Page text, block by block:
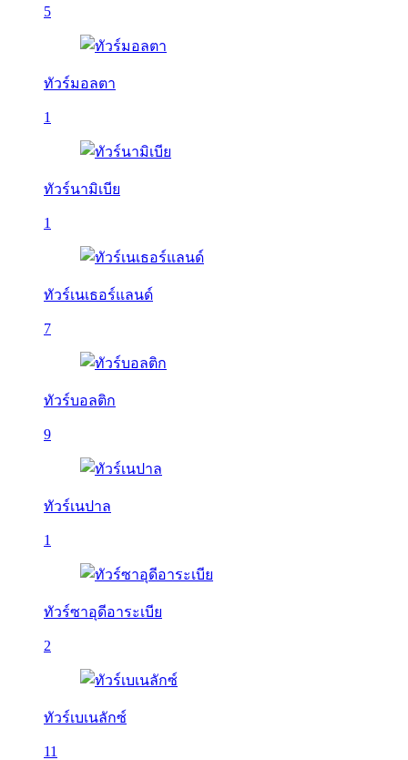
5
ทัวร์มอลตา
1
ทัวร์นามิเบีย
1
ทัวร์เนเธอร์แลนด์
7
ทัวร์บอลติก
9
ทัวร์เนปาล
1
ทัวร์ซาอุดีอาระเบีย
2
ทัวร์เบเนลักซ์
11